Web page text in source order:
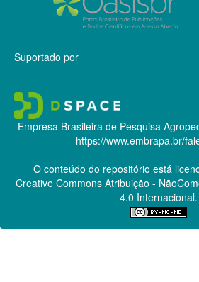
Suportado por
Empresa Brasileira de Pesquisa
https://www.embrapa.br/
O conteúdo do repositório está
Creative CommonsAtribuição -
4.0 Internacional.